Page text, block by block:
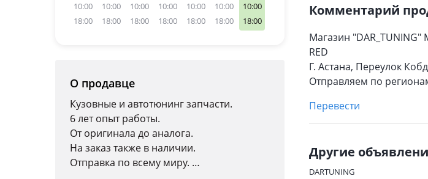
10:00
18:00
10:00
18:00
10:00
18:00
10:00
18:00
10:00
18:00
10:00
18:00
10:00
18:00
О продавце
Кузовные и автотюнинг запчасти.
6 лет опыт работы.
От оригинала до аналога.
На заказ также в наличии.
Отправка по всему миру.
Комментарий
Магазин
RED
Г. Астана, Переулок
Отправляем по
Перевести
Другие
DARTUNING